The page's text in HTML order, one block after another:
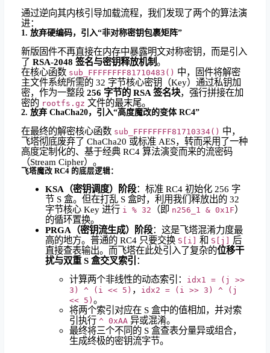
通过逆向其内核引导加载流程，我们发现了两个的算法演
进：
1. 放弃硬编码，引入“非对称密钥包裹矩阵”
新版固件不再直接在内存中暴露明文对称密钥，而是引入
了 RSA-2048 签名与密钥释放机制。
在核心函数 sub_FFFFFFFF81710483() 中，固件将解密
主文件系统所需的 32 字节核心密钥（Key）通过私钥加
密，作为一整段 256 字节的 RSA 签名块，强行拼接在加
密的 rootfs.gz 文件的最末尾。
2. 放弃 ChaCha20，引入“高度魔改的变体 RC4”
在最终的解密核心函数 sub_FFFFFFFF81710334() 中，
飞塔彻底废弃了 ChaCha20 或标准 AES，转而采用了一种
高度定制化的、基于经典 RC4 算法演变而来的流密码
（Stream Cipher）。
飞塔魔改 RC4 的底层逻辑：
KSA（密钥调度）阶段：标准 RC4 初始化 256 字
节 S 盒。但在打乱 S 盒时，利用我们释放出的 32
字节核心 Key 进行 i % 32 （即 n256_1 & 0x1F）
的循环置换。
PRGA（密钥流生成）阶段：这是飞塔混淆力度最
高的地方。普通的 RC4 只要交换 S[i] 和 S[j] 后
直接查表输出。而飞塔在此处引入了复杂的位移干
扰与双重 S 盒交叉索引 ：
计算两个非线性的动态索引： idx1 = (j >>
3) ^ (i << 5) ， idx2 = (i >> 3) ^ (j
<< 5)。
将两个索引对应在 S 盒中的值相加，并对索
引执行 ^ 0xAA 异或混淆。
最终将三个不同的 S 盒查表分量异或组合，
生成终极的密钥流字节。